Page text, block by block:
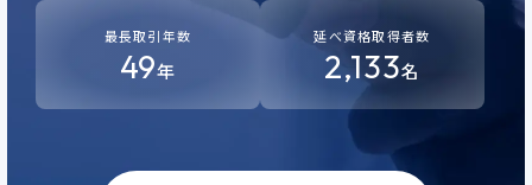
最長取引年数
49年
延べ資格取得者数
2,133名